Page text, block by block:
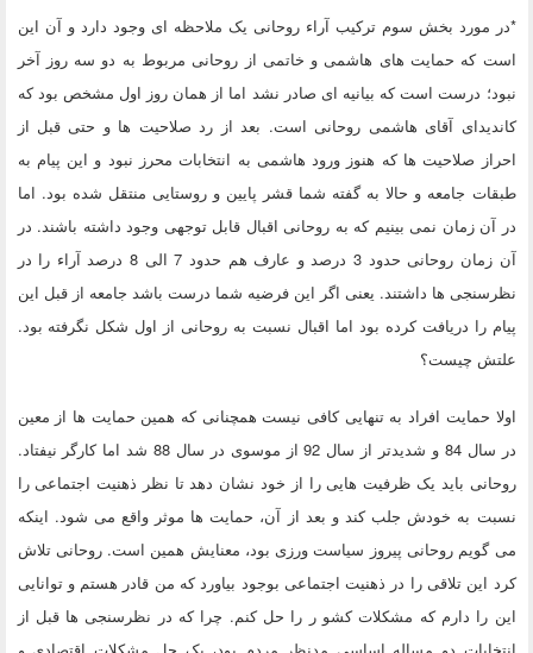
*در مورد بخش سوم ترکیب آراء روحانی یک ملاحظه ای وجود دارد و آن این
است که حمایت های هاشمی و خاتمی از روحانی مربوط به دو سه روز آخر
نبود؛ درست است که بیانیه ای صادر نشد اما از همان روز اول مشخص بود که
کاندیدای آقای هاشمی روحانی است. بعد از رد صلاحیت ها و حتی قبل از
احراز صلاحیت ها که هنوز ورود هاشمی به انتخابات محرز نبود و این پیام به
طبقات جامعه و حالا به گفته شما قشر پایین و روستایی منتقل شده بود. اما
در آن زمان نمی بینیم که به روحانی اقبال قابل توجهی وجود داشته باشند. در
آن زمان روحانی حدود 3 درصد و عارف هم حدود 7 الی 8 درصد آراء را در
نظرسنجی ها داشتند. یعنی اگر این فرضیه شما درست باشد جامعه از قبل این
پیام را دریافت کرده بود اما اقبال نسبت به روحانی از اول شکل نگرفته بود.
علتش چیست؟
اولا حمایت افراد به تنهایی کافی نیست همچنانی که همین حمایت ها از معین
در سال 84 و شدیدتر از سال 92 از موسوی در سال 88 شد اما کارگر نیفتاد.
روحانی باید یک ظرفیت هایی را از خود نشان دهد تا نظر ذهنیت اجتماعی را
نسبت به خودش جلب کند و بعد از آن، حمایت ها موثر واقع می شود. اینکه
می گویم روحانی پیروز سیاست ورزی بود، معنایش همین است. روحانی تلاش
کرد این تلاقی را در ذهنیت اجتماعی بوجود بیاورد که من قادر هستم و توانایی
این را دارم که مشکلات کشو ر را حل کنم. چرا که در نظرسنجی ها قبل از